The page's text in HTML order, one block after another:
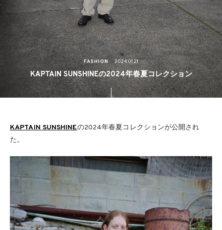
FASHION 2024.01.21
KAPTAIN SUNSHINEの2024年春夏コレクション
KAPTAIN SUNSHINEの2024年春夏コレクションが公開され
た。